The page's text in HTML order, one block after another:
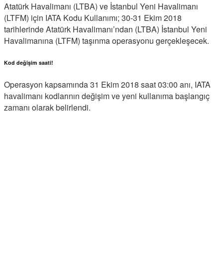
Atatürk Havalimanı (LTBA) ve İstanbul Yeni Havalimanı
(LTFM) için IATA Kodu Kullanımı; 30-31 Ekim 2018
tarihlerinde Atatürk Havalimanı’ndan (LTBA) İstanbul Yeni
Havalimanına (LTFM) taşınma operasyonu gerçekleşecek.
Kod değişim saati!
Operasyon kapsamında 31 Ekim 2018 saat 03:00 anı, IATA
havalimanı kodlarının değişim ve yeni kullanıma başlangıç
zamanı olarak belirlendi.